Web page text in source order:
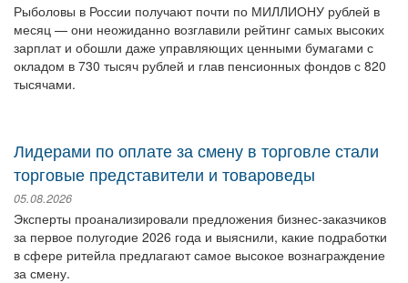
Рыболовы в России получают почти по МИЛЛИОНУ рублей в
месяц — они неожиданно возглавили рейтинг самых высоких
зарплат и обошли даже управляющих ценными бумагами с
окладом в 730 тысяч рублей и глав пенсионных фондов с 820
тысячами.
Лидерами по оплате за смену в торговле стали
торговые представители и товароведы
05.08.2026
Эксперты проанализировали предложения бизнес-заказчиков
за первое полугодие 2026 года и выяснили, какие подработки
в сфере ритейла предлагают самое высокое вознаграждение
за смену.